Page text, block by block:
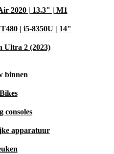
2020 | 13.3" | M1
| i5-8350U | 14"
Ultra 2 (2023)
binnen
consoles
apparatuur